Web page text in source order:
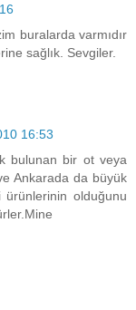
buralarda varmıdır
sağlık. Sevgiler.
16:53
bulunan bir ot veya
Ankarada da büyük
ürünlerinin olduğunu